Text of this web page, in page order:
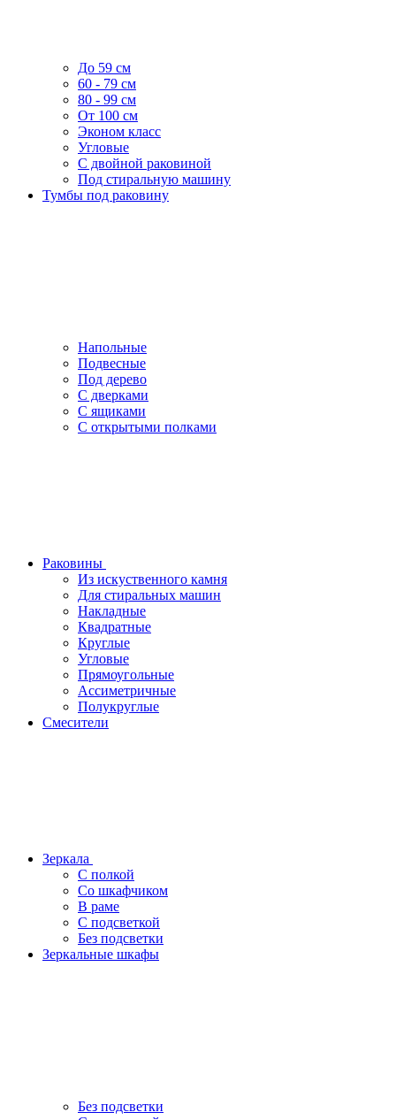
До 59 см
60 - 79 см
80 - 99 см
От 100 см
Эконом класс
Угловые
С двойной раковиной
Под стиральную машину
Тумбы под раковину
Напольные
Подвесные
Под дерево
С дверками
С ящиками
С открытыми полками
Раковины
Из искуственного камня
Для стиральных машин
Накладные
Квадратные
Круглые
Угловые
Прямоугольные
Ассиметричные
Полукруглые
Смесители
Зеркала
С полкой
Со шкафчиком
В раме
С подсветкой
Без подсветки
Зеркальные шкафы
Без подсветки